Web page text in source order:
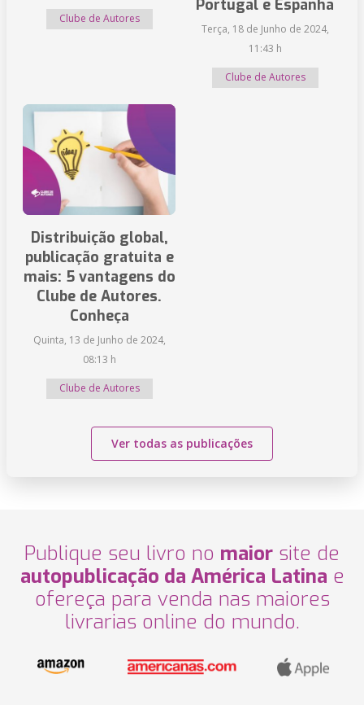
Clube de Autores
Portugal e Espanha
Terça, 18 de Junho de 2024,
11:43 h
Clube de Autores
Distribuição global,
publicação gratuita e
mais: 5 vantagens do
Clube de Autores.
Conheça
Quinta, 13 de Junho de 2024,
08:13 h
Clube de Autores
Ver todas as publicações
Publique seu livro no maior site de
autopublicação da América Latina e
ofereça para venda nas maiores
livrarias online do mundo.